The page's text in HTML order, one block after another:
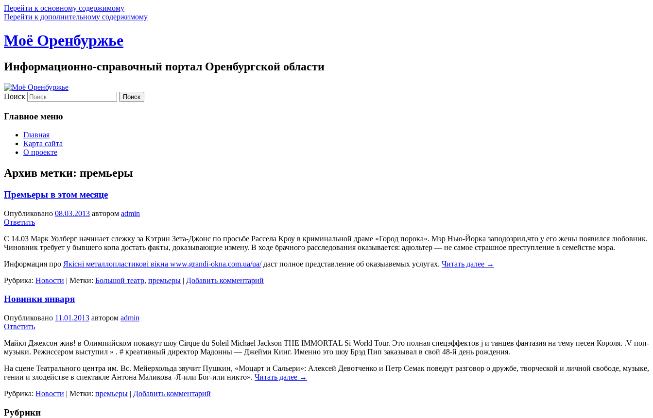
Перейти к основному содержимому
Перейти к дополнительному содержимому
Моё Оренбуржье
Информационно-справочный портал Оренбургской области
Поиск
Главное меню
Главная
Карта сайта
О проекте
Архив метки: премьеры
Премьеры в этом месяце
Опубликовано 08.03.2013 автором admin
Ответить
С 14.03 Марк Уолберг начинает слежку за Кэтрин Зета-Джонс по просьбе Рассела Кроу в криминальной драме «Город порока». Мэр Нью-Йорка заподозрил,что у его жены появился любовник.
Чиновник требует у бывшего копа достать факты, доказывающие измену. В ходе брачного расследования оказывается: адюльтер — не самое страшное преступление в семействе мэра.
Информация про Якісні металлопластикові вікна www.grandi-okna.com.ua/ua/даст полное представление об оказыавемых услугах. Читать далее →
Рубрика: Новости | Метки: Большой театр, премьеры | Добавить комментарий
Новинки января
Опубликовано 11.01.2013 автором admin
Ответить
Майкл Джексон жив! в Олимпийском покажут шоу Cirque du Soleil Michael Jackson THE IMMORTAL Si World Tour. Это полная спецэффектов j и танцев фантазия на тему песен Короля. .V поп-
музыки. Режиссером выступил » . # креативный директор Мадонны — Джейми Кинг. Именно это шоу Брэд Пип заказывал в свой 48-й день рождения.
На сцене Театрального центра им. Вс. Мейерхольда звучит Пушкин, «Моцарт и Сальери»: Алексей Девотченко и Петр Семак поведут разговор о дружбе, творческой и личной свободе, музыке,
гении и злодействе в спектакле Антона Маликова -Я-или Бог-или никто». Читать далее →
Рубрика: Новости | Метки: премьеры | Добавить комментарий
Рубрики